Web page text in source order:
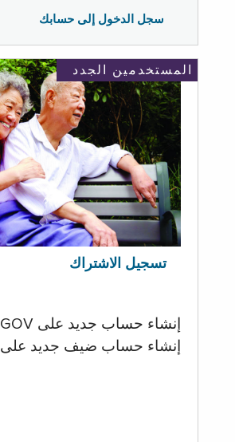
سجل الدخول إلى حسابك
المستخدمين الجدد
تسجيل الاشتراك
إنشاء حساب جديد على NY.GOV
إنشاء حساب ضيف جديد على SNAP